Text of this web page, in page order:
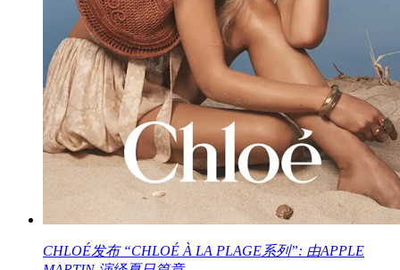
CHLOÉ发布 “CHLOÉ À LA PLAGE系列”: 由APPLE